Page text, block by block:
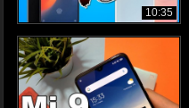
10:35